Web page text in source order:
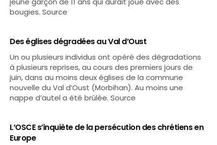
bougies. Source
Des églises dégradées au Val d’Oust
Un ou plusieurs individus ont opéré des dégradations
à plusieurs reprises, au cours des premiers jours de
juin, dans au moins deux églises de la commune
nouvelle du Val d’Oust (Morbihan). Au moins une
nappe d’autel a été brûlée. Source
L’OSCE s’inquiète de la persécution des chrétiens en
Europe